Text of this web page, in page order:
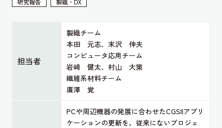
担当者
製織チーム
本田 元志、末沢 伸夫
コンピュータ応用チーム
岩崎 健太、村山 大策
繊維系材料チーム
廣澤 覚
PCや周辺機器の発展に合わせたCGSIIアプリ
ケーションの更新を，従来にないプロジェ